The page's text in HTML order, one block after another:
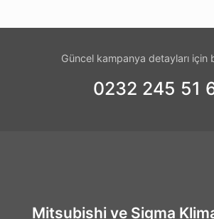
Güncel kampanya detayları için
0232 245 51
Mitsubishi ve Sigma